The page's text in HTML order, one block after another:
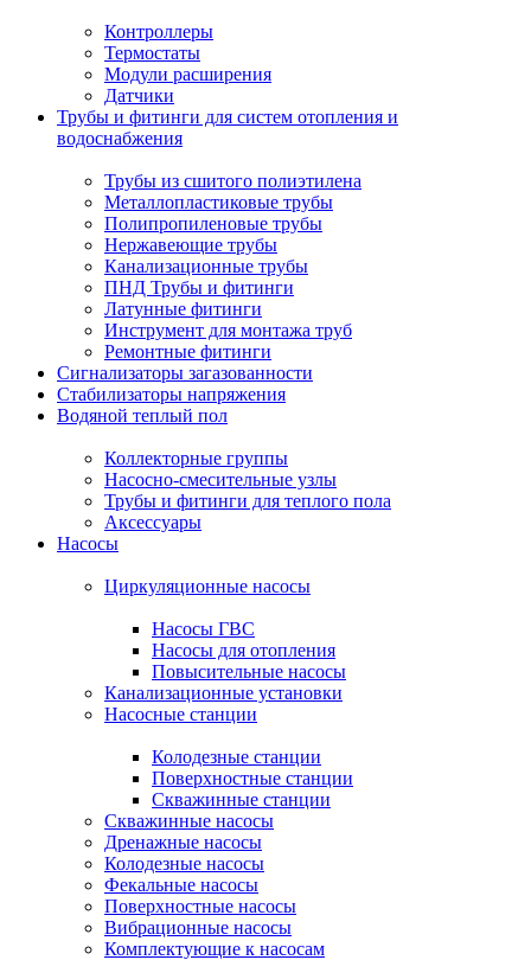
Контроллеры
Термостаты
Модули расширения
Датчики
Трубы и фитинги для систем отопления и
водоснабжения
Трубы из сшитого полиэтилена
Металлопластиковые трубы
Полипропиленовые трубы
Нержавеющие трубы
Канализационные трубы
ПНД Трубы и фитинги
Латунные фитинги
Инструмент для монтажа труб
Ремонтные фитинги
Сигнализаторы загазованности
Стабилизаторы напряжения
Водяной теплый пол
Коллекторные группы
Насосно-смесительные узлы
Трубы и фитинги для теплого пола
Аксессуары
Насосы
Циркуляционные насосы
Насосы ГВС
Насосы для отопления
Повысительные насосы
Канализационные установки
Насосные станции
Колодезные станции
Поверхностные станции
Скважинные станции
Скважинные насосы
Дренажные насосы
Колодезные насосы
Фекальные насосы
Поверхностные насосы
Вибрационные насосы
Комплектующие к насосам